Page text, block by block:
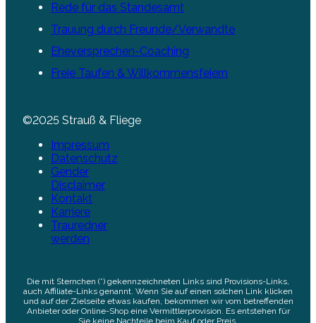
Rede für das Standesamt
Trauung durch Freunde/Verwandte
Eheversprechen-Coaching
Freie Taufen & Willkommensfeiern
©2025 Strauß & Fliege
Impressum
Datenschutz
Gender
Disclaimer
Kontakt
Karriere
Trauredner
werden
Die mit Sternchen (*) gekennzeichneten Links sind Provisions-Links,
auch Affiliate-Links genannt. Wenn Sie auf einen solchen Link klicken
und auf der Zielseite etwas kaufen, bekommen wir vom betreffenden
Anbieter oder Online-Shop eine Vermittlerprovision. Es entstehen für